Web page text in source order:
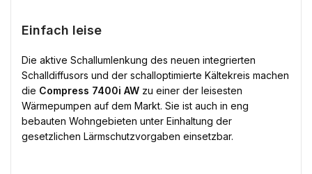
Einfach leise
Die aktive Schallumlenkung des neuen integrierten
Schalldiffusors und der schalloptimierte Kältekreis machen
die Compress 7400i AW zu einer der leisesten
Wärmepumpen auf dem Markt. Sie ist auch in eng
bebauten Wohngebieten unter Einhaltung der
gesetzlichen Lärmschutzvorgaben einsetzbar.